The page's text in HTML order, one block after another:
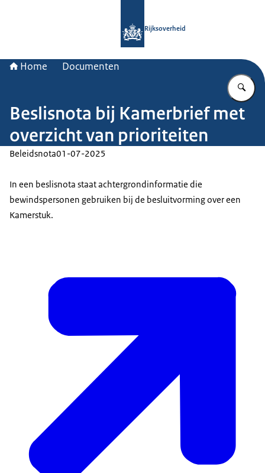
Rijksoverheid
Home Documenten
Beslisnota bij Kamerbrief met
overzicht van prioriteiten
Beleidsnota01-07-2025
In een beslisnota staat achtergrondinformatie die
bewindspersonen gebruiken bij de besluitvorming over een
Kamerstuk.